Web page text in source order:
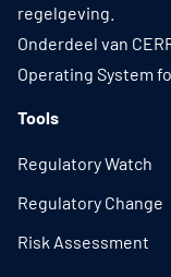
regelgeving.
Onderdeel van
Operating System
Tools
Regulatory Watch
Regulatory Change
Risk Assessment